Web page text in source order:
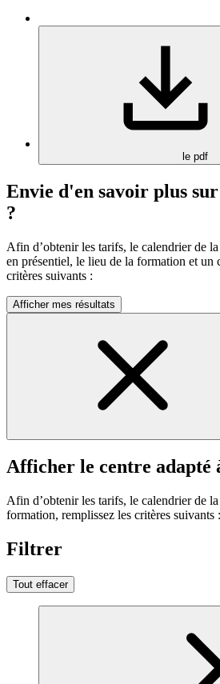
le pdf
Envie d'en savoir plus
?
Afin d’obtenir les tarifs, le calendrier de
en présentiel, le lieu de la formation et un
critères suivants :
Afficher mes résultats
Afficher le centre adapté
Afin d’obtenir les tarifs, le calendrier de
formation, remplissez les critères suivants :
Filtrer
Tout effacer